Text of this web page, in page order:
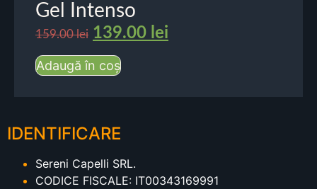
Gel Intenso
159.00lei 139.00 lei
Adaugă în coș
IDENTIFICARE
Sereni Capelli SRL.
CODICE FISCALE: IT00343169991